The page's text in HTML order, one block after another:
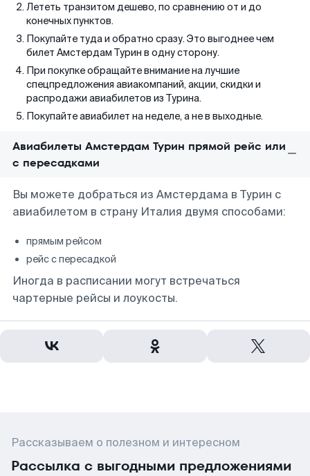
Лететь транзитом дешево, по сравнению от и до
конечных пунктов.
Покупайте туда и обратно сразу. Это выгоднее чем
билет Амстердам Турин в одну сторону.
При покупке обращайте внимание на лучшие
спецпредложения авиакомпаний, акции, скидки и
распродажи авиабилетов из Турина.
Покупайте авиабилет на неделе, а не в выходные.
Авиабилеты Амстердам Турин прямой рейс или
с пересадками
Вы можете добраться из Амстердама в Турин с
авиабилетом в страну Италия двумя способами:
прямым рейсом
рейс с пересадкой
Иногда в расписании могут встречаться
чартерные рейсы и лоукосты.
Рассказываем о полезном и интересном
Рассылка с выгодными предложениями